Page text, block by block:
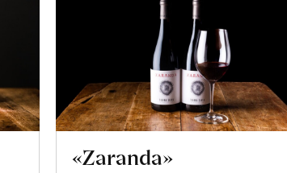
«Zaranda»